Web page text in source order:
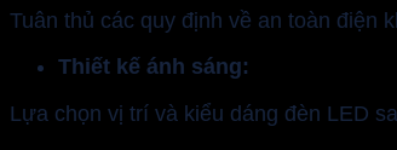
Tuân thủ các quy định về an toàn điện
Thiết kế ánh sáng:
Lựa chọn vị trí và kiểu dáng đèn LED